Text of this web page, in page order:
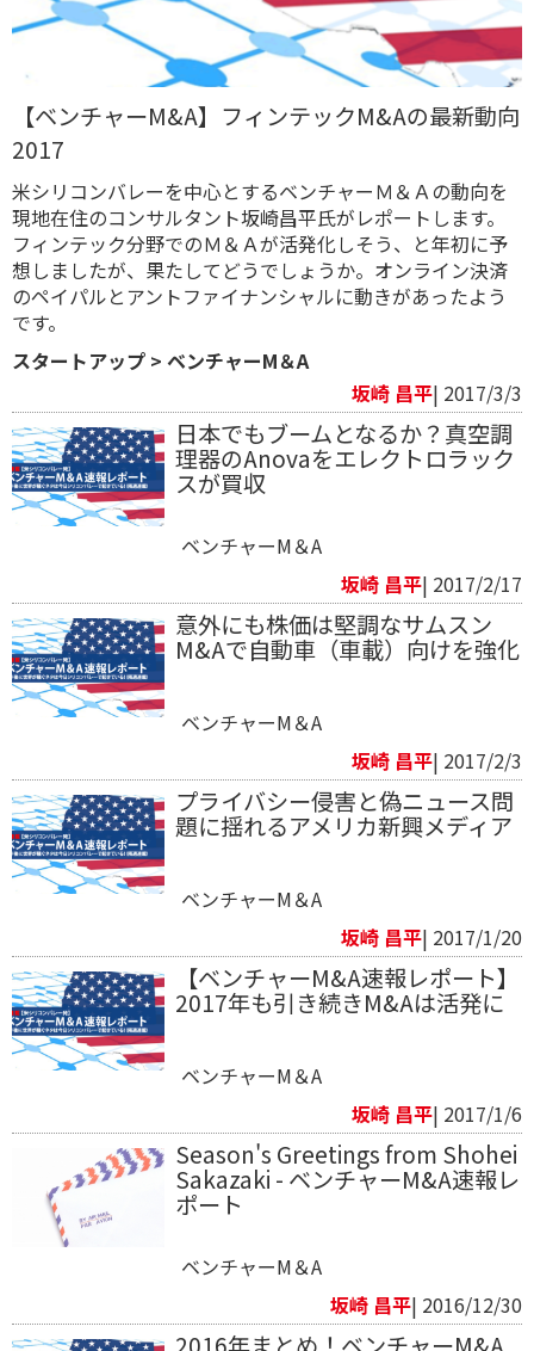
【ベンチャーM&A】フィンテックM&Aの最新動向
2017
米シリコンバレーを中心とするベンチャーＭ＆Ａの動向を
現地在住のコンサルタント坂崎昌平氏がレポートします。
フィンテック分野でのＭ＆Ａが活発化しそう、と年初に予
想しましたが、果たしてどうでしょうか。オンライン決済
のペイパルとアントファイナンシャルに動きがあったよう
です。
スタートアップ > ベンチャーM＆A
坂崎 昌平| 2017/3/3
​日本でもブームとなるか？真空調
理器のAnovaをエレクトロラック
スが買収
ベンチャーM＆A
坂崎 昌平| 2017/2/17
意外にも株価は堅調なサムスン
M&Aで自動車（車載）向けを強化
ベンチャーM＆A
坂崎 昌平| 2017/2/3
プライバシー侵害と偽ニュース問
題に揺れるアメリカ新興メディア
ベンチャーM＆A
坂崎 昌平| 2017/1/20
【ベンチャーM&A速報レポート】
2017年も引き続きM&Aは活発に
ベンチャーM＆A
坂崎 昌平| 2017/1/6
Season's Greetings from Shohei
Sakazaki - ベンチャーM&A速報レ
ポート
ベンチャーM＆A
坂崎 昌平| 2016/12/30